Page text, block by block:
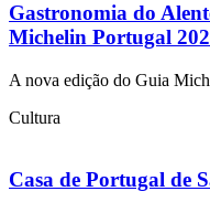
Gastronomia do
Michelin Portugal
A nova edição do Guia
Cultura
Casa de Portugal de